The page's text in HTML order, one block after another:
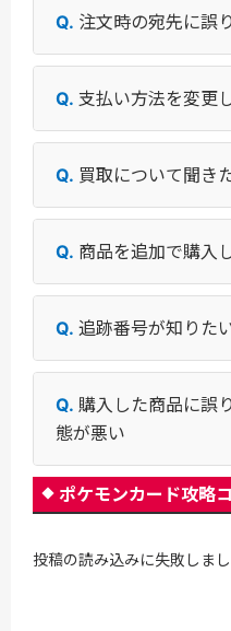
注文時の宛先に誤
支払い方法を変更
買取について聞き
商品を追加で購入
追跡番号が知りた
購入した商品に誤
態が悪い
ポケモンカード攻略
投稿の読み込みに失敗しまし